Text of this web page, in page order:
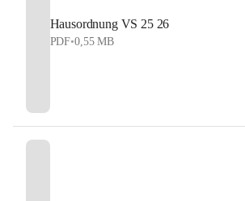
Hausordnung VS 25 26
PDF•0,55 MB